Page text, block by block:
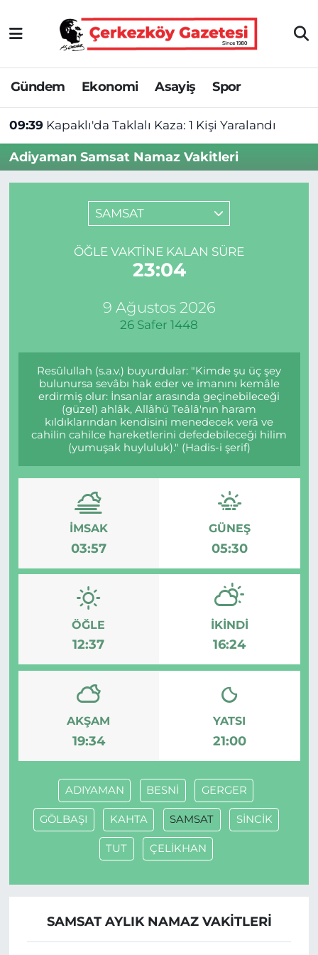
Gündem Ekonomi Asayiş Spor
09:39 Kapaklı'da Taklalı Kaza: 1 Kişi Yaralandı
Adiyaman Samsat Namaz Vakitleri
SAMSAT
ÖĞLE VAKTINE KALAN SÜRE
23:04
9 Ağustos 2026
26 Safer 1448
Resûlullah (s.a.v.) buyurdular: "Kimde şu üç şey
bulunursa sevâbı hak eder ve imanını kemâle
erdirmiş olur: İnsanlar arasında geçinebileceği
(güzel) ahlâk, Allâhü Teâlâ'nın haram
kıldıklarından kendisini menedecek verâ ve
cahilin cahilce hareketlerini defedebileceği hilim
(yumuşak huyluluk)." (Hadis-i şerif)
İMSAK
03:57
GÜNEŞ
05:30
ÖĞLE
12:37
İKINDI
16:24
AKŞAM
19:34
YATSI
21:00
ADIYAMAN BESNİ GERGER
GÖLBAŞI KAHTA SAMSAT SİNCİK
TUT ÇELİKHAN
SAMSAT AYLIK NAMAZ VAKITLERI
Asayiş
Ekonomi
Gündem
Haber
Kültür&Sanat
İletişim
Künye
Topluluk Kuralları
Yayın İlkeleri
Tekirdağ Nöbetçi Eczaneler
Tekirdağ Hava Durumu
Tekirdağ Namaz Vakitleri
Tekirdağ Trafik Yoğunluk Haritası
Süper Lig Puan Durumu ve Fikstür
Son Dakika Haberleri
Haber Arşivi